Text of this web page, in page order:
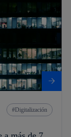
Digitalización